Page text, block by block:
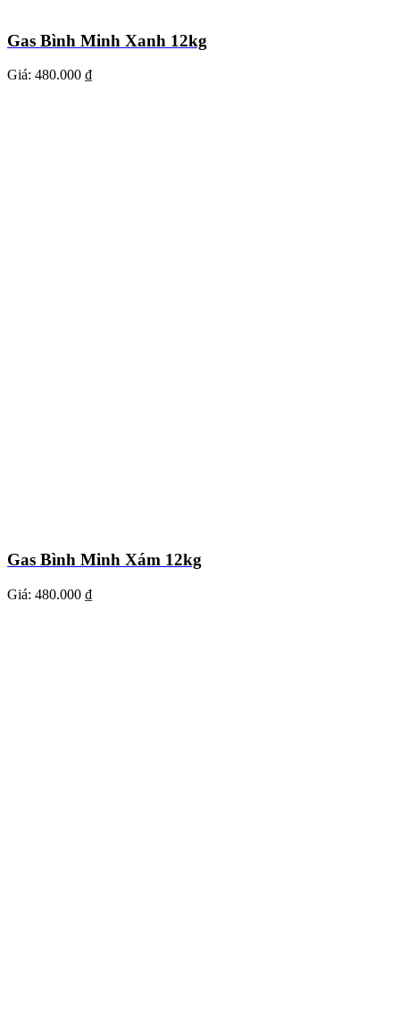
Gas Bình Minh Xanh 12kg
Giá: 480.000 ₫
Gas Bình Minh Xám 12kg
Giá: 480.000 ₫